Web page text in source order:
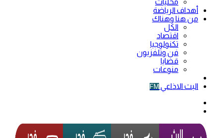
محليات
أهداف الرياضة
من هنا وهناك
الكل
اقتصاد
تكنولوجيا
فن وتلفزيون
قضايا
منوعات
البث الاذاعي FM